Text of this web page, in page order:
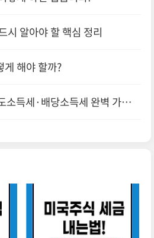
시 알아야 할 핵심 정리
게 해야 할까?
소득세·배당소득세 완벽 가이